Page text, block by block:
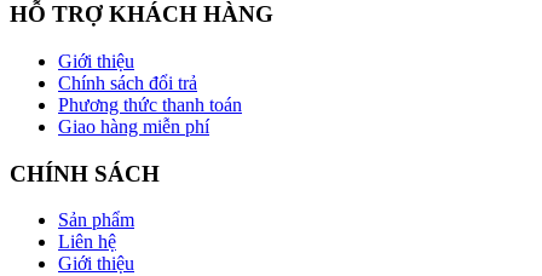
HỖ TRỢ KHÁCH HÀNG
Giới thiệu
Chính sách đổi trả
Phương thức thanh toán
Giao hàng miễn phí
CHÍNH SÁCH
Sản phẩm
Liên hệ
Giới thiệu